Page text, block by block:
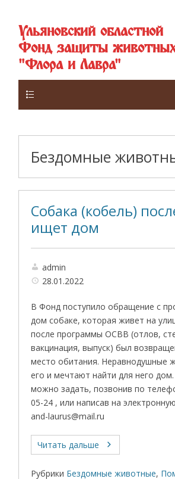
Ульяновский областной
Фонд защиты
"Флора и Лавра"
Бездомные
Собака (кобель)
ищет дом
admin
28.01.2022
В Фонд поступило обращение с
дом собаке, которая живет на
после программы ОСВВ (отлов,
вакцинация, выпуск) был
место обитания. Неравнодушные
его и мечтают найти для него
можно задать, позвонив по
05-24 , или написав на
and-laurus@mail.ru
Читать дальше
Рубрики Бездомные животные,